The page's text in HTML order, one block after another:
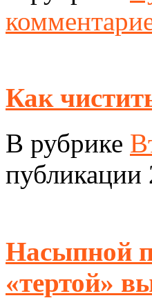
Как
В рубрике
публикации
Насыпной
«тертой»